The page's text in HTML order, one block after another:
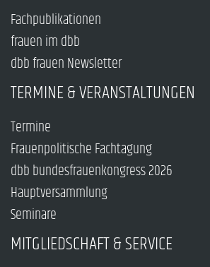
Fachpublikationen
frauen im dbb
dbb frauen Newsletter
TERMINE & VERANSTALTUNGEN
Termine
Frauenpolitische Fachtagung
dbb bundesfrauenkongress 2026
Hauptversammlung
Seminare
MITGLIEDSCHAFT & SERVICE